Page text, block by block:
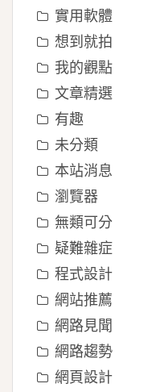
實用軟體
想到就拍
我的觀點
文章精選
有趣
未分類
本站消息
瀏覽器
無類可分
疑難雜症
程式設計
網站推薦
網路見聞
網路趨勢
網頁設計